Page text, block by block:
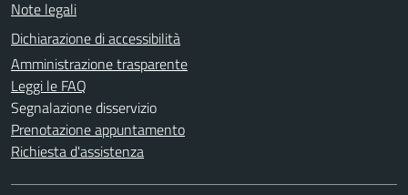
Note legali
Dichiarazione di accessibilità
Amministrazione trasparente
Leggi le FAQ
Segnalazione disservizio
Prenotazione appuntamento
Richiesta d'assistenza